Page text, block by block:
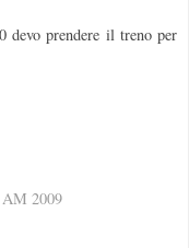
devo prendere il treno per
AM 2009